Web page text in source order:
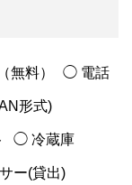
無料） ◯ 電話
形式)
◯ 冷蔵庫
ー(貸出)